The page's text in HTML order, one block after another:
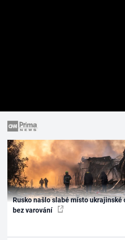
Rusko našlo slabé místo ukrajinské
bez varování